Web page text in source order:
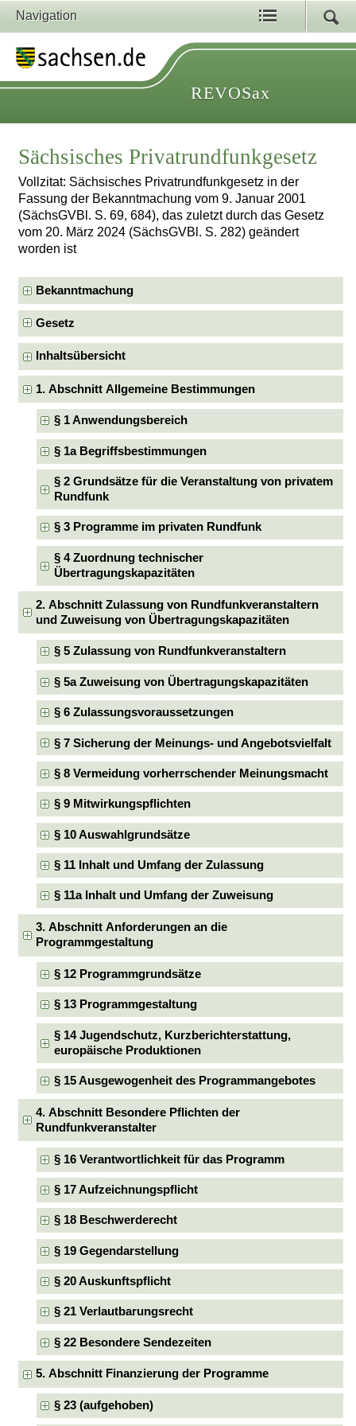
Navigation
REVOSax
Sächsisches Privatrundfunkgesetz
Vollzitat: Sächsisches Privatrundfunkgesetz in der
Fassung der Bekanntmachung vom 9. Januar 2001
(SächsGVBl. S. 69, 684), das zuletzt durch das Gesetz
vom 20. März 2024 (SächsGVBl. S. 282) geändert
worden ist
Bekanntmachung
Gesetz
Inhaltsübersicht
1. Abschnitt Allgemeine Bestimmungen
§ 1 Anwendungsbereich
§ 1a Begriffsbestimmungen
§ 2 Grundsätze für die Veranstaltung von privatem
Rundfunk
§ 3 Programme im privaten Rundfunk
§ 4 Zuordnung technischer
Übertragungskapazitäten
2. Abschnitt Zulassung von Rundfunkveranstaltern
und Zuweisung von Übertragungskapazitäten
§ 5 Zulassung von Rundfunkveranstaltern
§ 5a Zuweisung von Übertragungskapazitäten
§ 6 Zulassungsvoraussetzungen
§ 7 Sicherung der Meinungs- und Angebotsvielfalt
§ 8 Vermeidung vorherrschender Meinungsmacht
§ 9 Mitwirkungspflichten
§ 10 Auswahlgrundsätze
§ 11 Inhalt und Umfang der Zulassung
§ 11a Inhalt und Umfang der Zuweisung
3. Abschnitt Anforderungen an die
Programmgestaltung
§ 12 Programmgrundsätze
§ 13 Programmgestaltung
§ 14 Jugendschutz, Kurzberichterstattung,
europäische Produktionen
§ 15 Ausgewogenheit des Programmangebotes
4. Abschnitt Besondere Pflichten der
Rundfunkveranstalter
§ 16 Verantwortlichkeit für das Programm
§ 17 Aufzeichnungspflicht
§ 18 Beschwerderecht
§ 19 Gegendarstellung
§ 20 Auskunftspflicht
§ 21 Verlautbarungsrecht
§ 22 Besondere Sendezeiten
5. Abschnitt Finanzierung der Programme
§ 23 (aufgehoben)